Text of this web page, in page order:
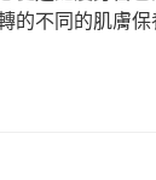
的不同的肌膚